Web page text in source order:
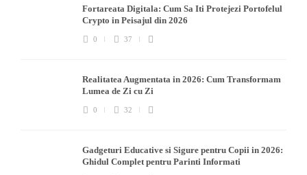
Fortareata Digitala: Cum Sa Iti Protejezi Portofelul
Crypto in Peisajul din 2026
0 37
Realitatea Augmentata in 2026: Cum Transformam
Lumea de Zi cu Zi
0 32
Gadgeturi Educative si Sigure pentru Copii in 2026:
Ghidul Complet pentru Parinti Informati